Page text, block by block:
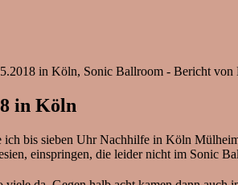
in Köln, Sonic Ballroom - Bericht von
in Köln
ich bis sieben Uhr Nachhilfe in Köln
einspringen, die leider nicht im Sonic